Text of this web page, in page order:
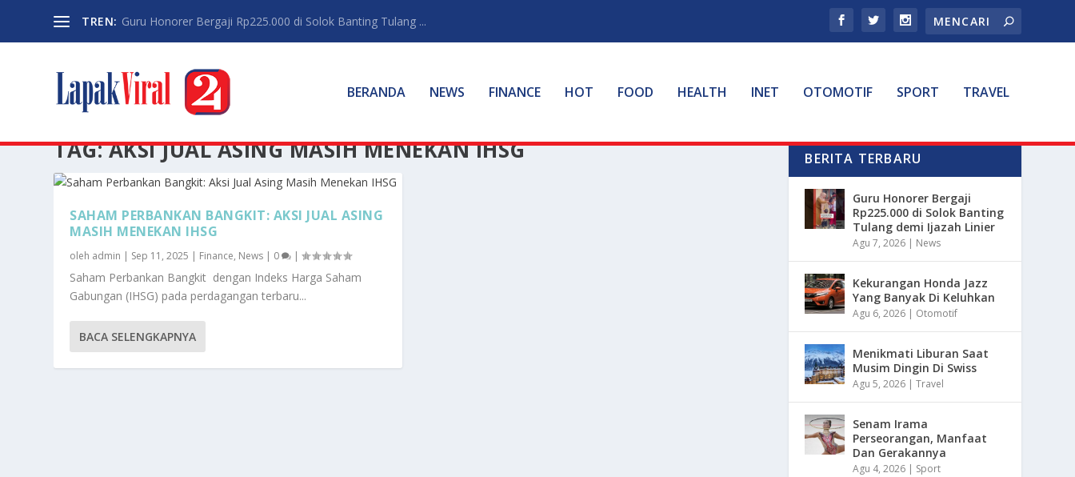
TREN: Guru Honorer Bergaji Rp225.000 di Solok Banting Tulang ...
BERANDA NEWS FINANCE HOT FOOD HEALTH INET OTOMOTIF SPORT TRAVEL
TAG:AKSI JUAL ASING MASIH MENEKAN IHSG
SAHAM PERBANKAN BANGKIT: AKSI JUAL ASING
MASIH MENEKAN IHSG
oleh admin | Sep 11, 2025 | Finance, News | 0 |
Saham Perbankan Bangkit dengan Indeks Harga Saham
Gabungan (IHSG) pada perdagangan terbaru...
BACA SELENGKAPNYA
BERITA TERBARU
Guru Honorer Bergaji
Rp225.000 di Solok Banting
Tulang demi Ijazah Linier
Agu 7, 2026 | News
Kekurangan Honda Jazz
Yang Banyak Di Keluhkan
Agu 6, 2026 | Otomotif
Menikmati Liburan Saat
Musim Dingin Di Swiss
Agu 5, 2026 |Travel
Senam Irama
Perseorangan, Manfaat
Dan Gerakannya
Agu 4, 2026 | Sport